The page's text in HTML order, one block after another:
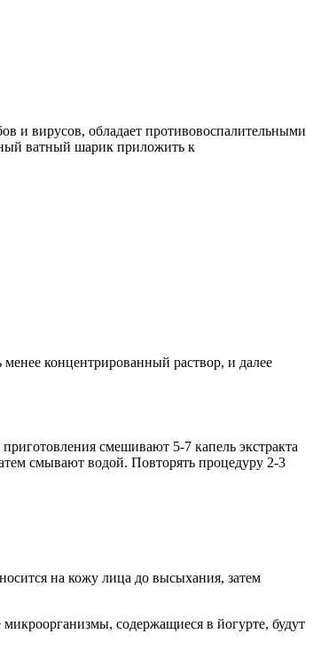
и вирусов, обладает противовоспалительными
ватный шарик приложить к
концентрированный раствор, и далее
смешивают 5-7 капель экстракта
смывают водой. Повторять процедуру 2-3
на кожу лица до высыхания, затем
содержащиеся в йогурте, будут